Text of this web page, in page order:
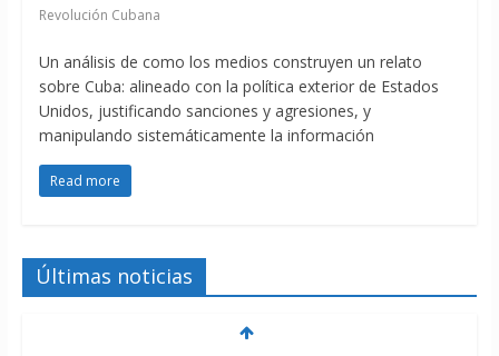
Revolución Cubana
Un análisis de como los medios construyen un relato
sobre Cuba: alineado con la política exterior de Estados
Unidos, justificando sanciones y agresiones, y
manipulando sistemáticamente la información
Read more
Últimas noticias